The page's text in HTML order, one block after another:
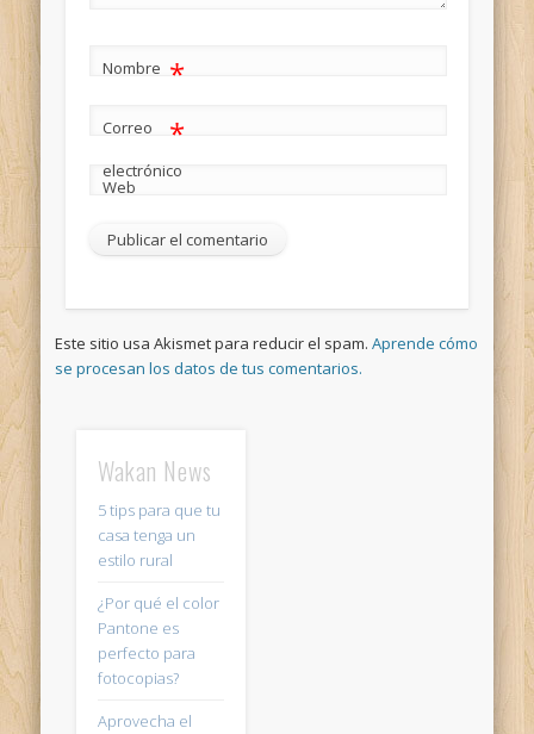
Nombre *
Correo
electrónico
*
Web
Este sitio usa Akismet para reducir el spam.Aprende cómo
se procesan los datos de tus comentarios.
Wakan News
5 tips para que tu
casa tenga un
estilo rural
¿Por qué el color
Pantone es
perfecto para
fotocopias?
Aprovecha el